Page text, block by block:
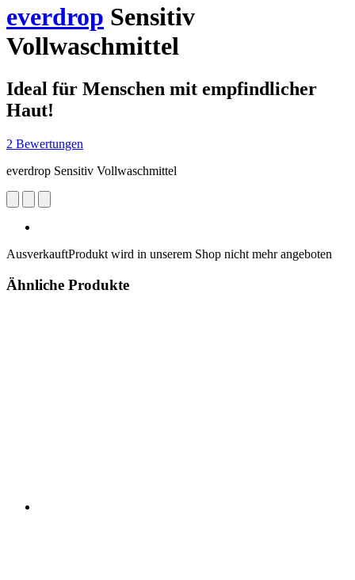
everdrop Sensitiv
Vollwaschmittel
Ideal für Menschen mit empfindlicher
Haut!
2 Bewertungen
everdrop Sensitiv Vollwaschmittel
AusverkauftProdukt wird in unserem Shop nicht mehr angeboten
Ähnliche Produkte